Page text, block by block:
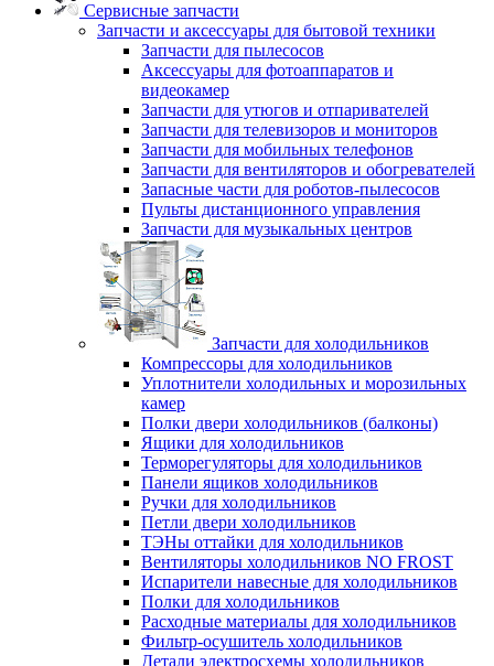
Сервисные запчасти
Запчасти и аксессуары для бытовой техники
Запчасти для пылесосов
Аксессуары для фотоаппаратов и
видеокамер
Запчасти для утюгов и отпаривателей
Запчасти для телевизоров и мониторов
Запчасти для мобильных телефонов
Запчасти для вентиляторов и обогревателей
Запасные части для роботов-пылесосов
Пульты дистанционного управления
Запчасти для музыкальных центров
Запчасти для холодильников
Компрессоры для холодильников
Уплотнители холодильных и морозильных
камер
Полки двери холодильников (балконы)
Ящики для холодильников
Терморегуляторы для холодильников
Панели ящиков холодильников
Ручки для холодильников
Петли двери холодильников
ТЭНы оттайки для холодильников
Вентиляторы холодильников NO FROST
Испарители навесные для холодильников
Полки для холодильников
Расходные материалы для холодильников
Фильтр-осушитель холодильников
Детали электросхемы холодильников